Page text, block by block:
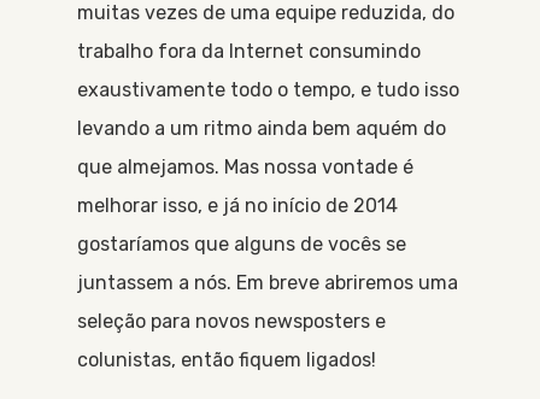
muitas vezes de uma equipe reduzida, do
trabalho fora da Internet consumindo
exaustivamente todo o tempo, e tudo isso
levando a um ritmo ainda bem aquém do
que almejamos. Mas nossa vontade é
melhorar isso, e já no início de 2014
gostaríamos que alguns de vocês se
juntassem a nós. Em breve abriremos uma
seleção para novos newsposters e
colunistas, então fiquem ligados!